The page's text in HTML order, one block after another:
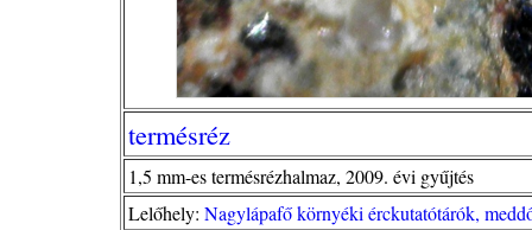
termésréz
1,5 mm-es termésrézhalmaz, 2009. évi gyűjtés
Lelőhely: Nagylápafő környéki érckutatótárók,